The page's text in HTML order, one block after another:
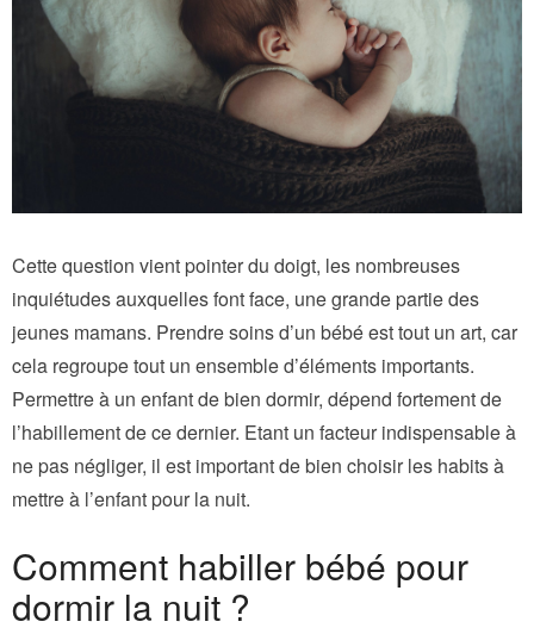
Cette question vient pointer du doigt, les nombreuses
inquiétudes auxquelles font face, une grande partie des
jeunes mamans. Prendre soins d’un bébé est tout un art, car
cela regroupe tout un ensemble d’éléments importants.
Permettre à un enfant de bien dormir, dépend fortement de
l’habillement de ce dernier. Etant un facteur indispensable à
ne pas négliger, il est important de bien choisir les habits à
mettre à l’enfant pour la nuit.
Comment habiller bébé pour
dormir la nuit ?